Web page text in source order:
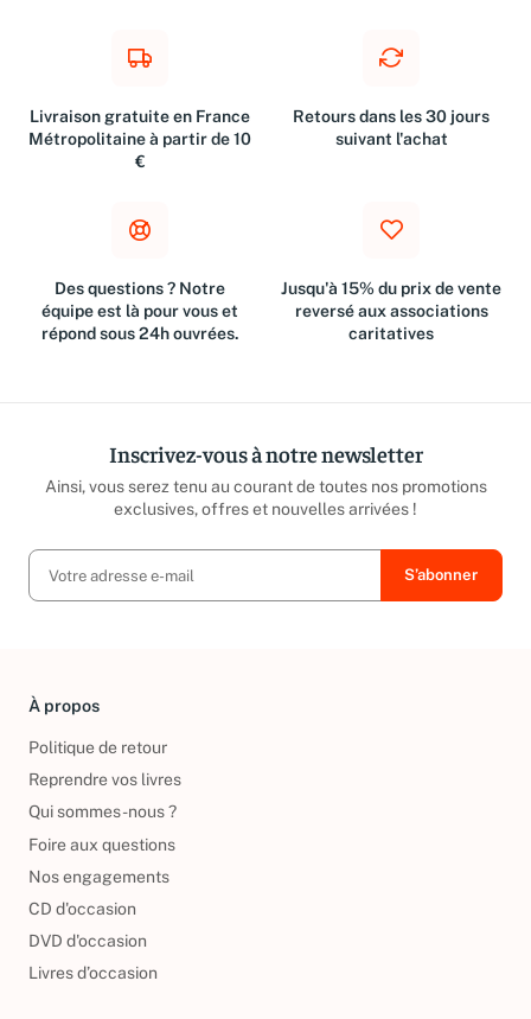
Livraison gratuite en France
Métropolitaine à partir de 10
€
Retours dans les 30 jours
suivant l'achat
Des questions ? Notre
équipe est là pour vous et
répond sous 24h ouvrées.
Jusqu'à 15% du prix de vente
reversé aux associations
caritatives
Inscrivez-vous à notre newsletter
Ainsi, vous serez tenu au courant de toutes nos promotions
exclusives, offres et nouvelles arrivées !
À propos
Politique de retour
Reprendre vos livres
Qui sommes-nous ?
Foire aux questions
Nos engagements
CD d'occasion
DVD d'occasion
Livres d’occasion